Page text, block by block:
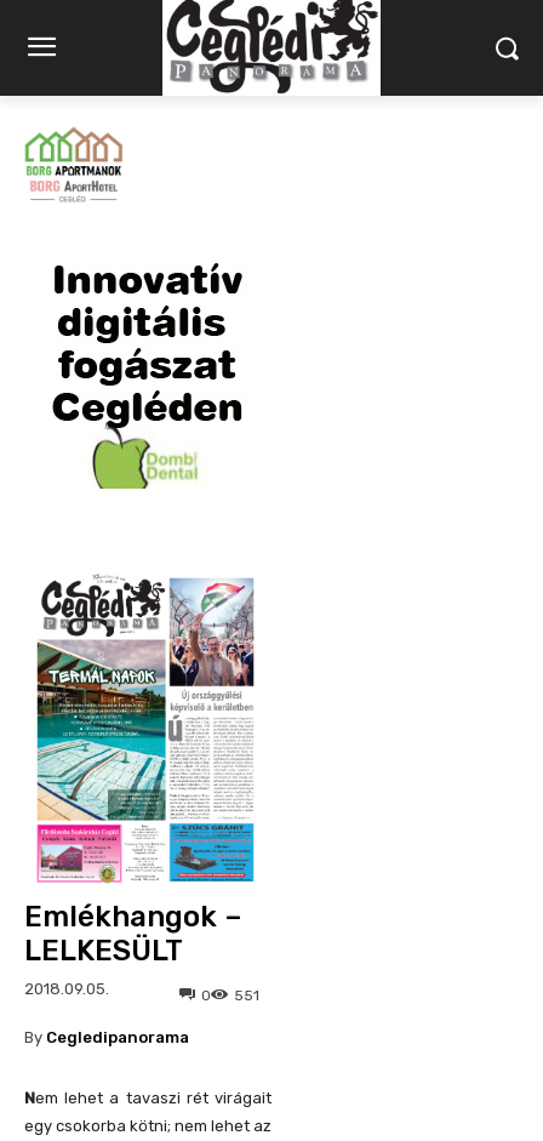
Emlékhangok –
LELKESÜLT
2018.09.05. 551
0
By Cegledipanorama
Nem lehet a tavaszi rét virágait
egy csokorba kötni; nem lehet az